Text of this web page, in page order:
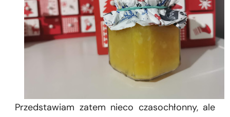
Przedstawiam zatem nieco czasochłonny, ale